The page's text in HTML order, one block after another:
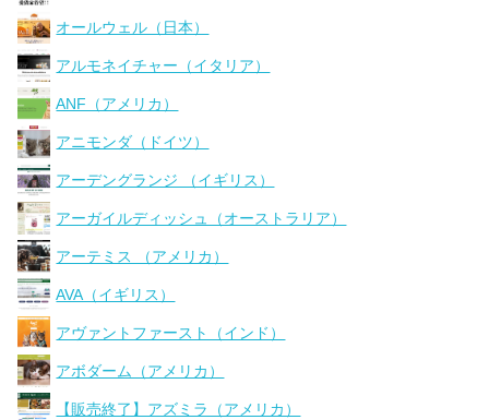
オールウェル（日本）
アルモネイチャー（イタリア）
ANF（アメリカ）
アニモンダ（ドイツ）
アーデングランジ （イギリス）
アーガイルディッシュ（オーストラリア）
アーテミス （アメリカ）
AVA（イギリス）
アヴァントファースト（インド）
アボダーム（アメリカ）
【販売終了】アズミラ（アメリカ）